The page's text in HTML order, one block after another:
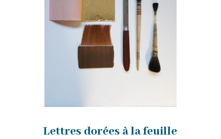
Lettres dorées à la feuille